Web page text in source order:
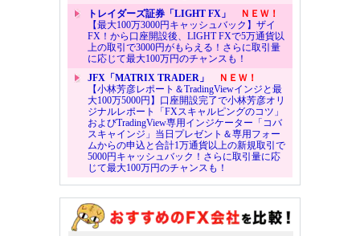
トレイダーズ証券「LIGHT FX」
ＮＥＷ！
【最大100万3000円キャッシュバック】ザイ
FX！から口座開設後、LIGHT FXで5万通貨以
上の取引で3000円がもらえる！さらに取引量
に応じて最大100万円のチャンスも！
JFX「MATRIX TRADER」
ＮＥＷ！
【小林芳彦レポート＆TradingViewインジと最
大100万5000円】口座開設完了で小林芳彦オリ
ジナルレポート「FXスキャルピングのコツ」
およびTradingView専用インジケーター「コバ
スキャインジ」当日プレゼント＆専用フォー
ムからの申込と合計1万通貨以上の新規取引で
5000円キャッシュバック！さらに取引量に応
じて最大100万円のチャンスも！